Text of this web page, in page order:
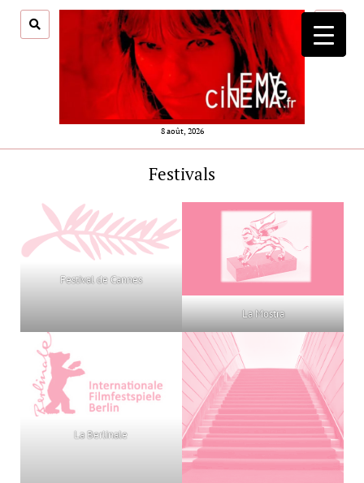
8 août, 2026
menu
Festivals
Festival de Cannes
La Mostra
La Berlinale